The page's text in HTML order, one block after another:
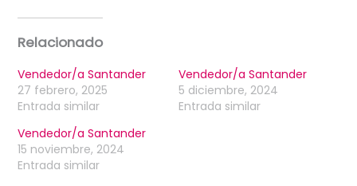
Relacionado
Vendedor/a Santander
27 febrero, 2025
Entrada similar
Vendedor/a Santander
5 diciembre, 2024
Entrada similar
Vendedor/a Santander
15 noviembre, 2024
Entrada similar